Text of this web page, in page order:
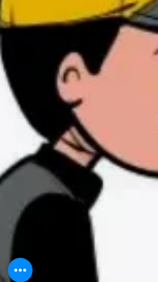
quando não é verificado. Os sintomas mais
comuns são: • água esquenta e esfria sozinha
aquecedor ace